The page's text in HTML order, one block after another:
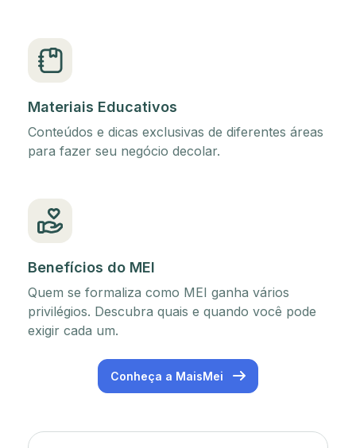
Materiais Educativos
Conteúdos e dicas exclusivas de diferentes áreas
para fazer seu negócio decolar.
Benefícios do MEI
Quem se formaliza como MEI ganha vários
privilégios. Descubra quais e quando você pode
exigir cada um.
Conheça a MaisMei